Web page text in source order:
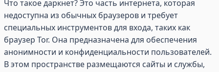
Что такое даркнет? Это часть интернета, которая
недоступна из обычных браузеров и требует
специальных инструментов для входа, таких как
браузер Tor. Она предназначена для обеспечения
анонимности и конфиденциальности пользователей.
В этом пространстве размещаются сайты и службы,